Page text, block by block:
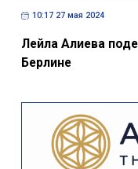
10:17 27 мая 2024
Лейла Алиева
Берлине